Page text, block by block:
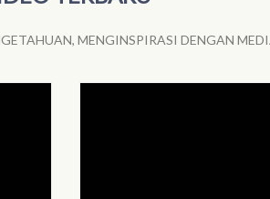
MENGINSPIRASI DENGAN